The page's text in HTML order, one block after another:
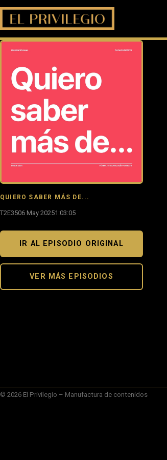
QUIERO SABER MÁS DE...
T2E3506 May 20251:03:05
IR AL EPISODIO ORIGINAL
VER MÁS EPISODIOS
© 2026 El Privilegio – Manufactura de contenidos